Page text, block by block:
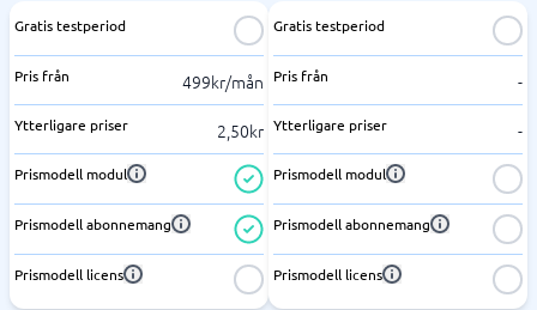
Gratis testperiod
Pris från 499kr/mån
Ytterligare priser 2,50kr
Prismodell modul
Prismodell abonnemang
Prismodell licens
Gratis testperiod
Pris från -
Ytterligare priser -
Prismodell modul
Prismodell abonnemang
Prismodell licens